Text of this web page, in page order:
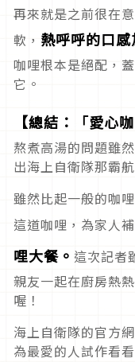
再來就是之前很在
軟， 熱呼呼的口
咖哩根本是絕配，
它。
【總結：「愛心
熬煮高湯的問題雖
出海上自衛隊那霸
雖然比起一般的咖
這道咖哩，為家人
哩大餐。 這次記者
親友一起在廚房熱
喔！
海上自衛隊的官方
為最愛的人試作看看